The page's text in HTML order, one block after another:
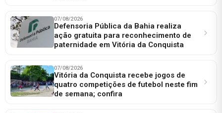
07/08/2026
Defensoria Pública da Bahia realiza
ação gratuita para reconhecimento de
paternidade em Vitória da Conquista
07/08/2026
Vitória da Conquista recebe jogos de
quatro competições de futebol neste fim
de semana; confira